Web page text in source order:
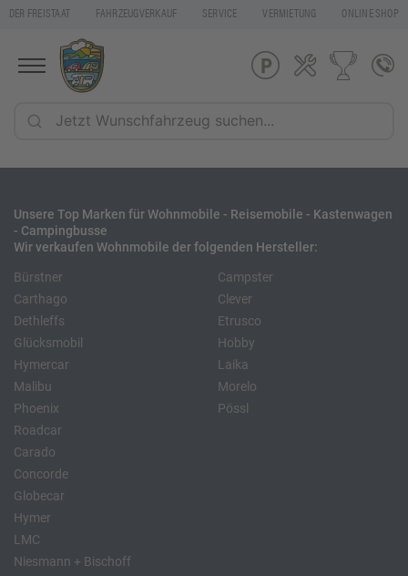
DER FREISTAAT FAHRZEUGVERKAUF SERVICE VERMIETUNG ONLINE SHOP
Unsere Top Marken für Wohnmobile - Reisemobile - Kastenwagen
- Campingbusse
Wir verkaufen Wohnmobile der folgenden Hersteller:
Bürstner
Carthago
Dethleffs
Glücksmobil
Hymercar
Malibu
Phoenix
Roadcar
Campster
Clever
Etrusco
Hobby
Laika
Morelo
Pössl
Carado
Concorde
Globecar
Hymer
LMC
Niesmann + Bischoff